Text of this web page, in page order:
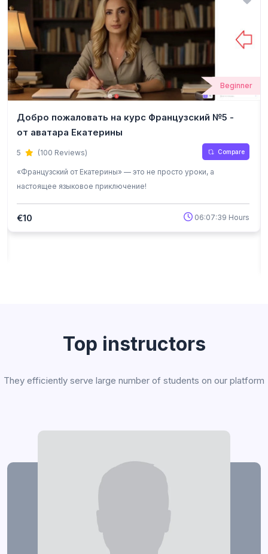
Beginner
Добро пожаловать на курс Французский №5 -
от аватара Екатерины
5 (100 Reviews) Compare
«Французский от Екатерины» — это не просто уроки, а
настоящее языковое приключение!
€10 06:07:39 Hours
Top instructors
They efficiently serve large number of students on our platform